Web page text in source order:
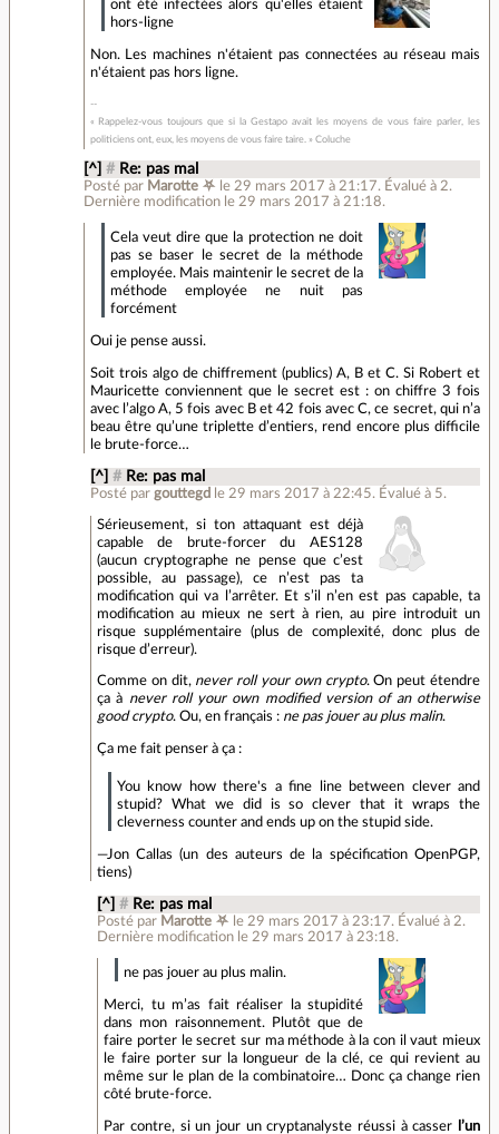
ont été infectées alors qu'elles étaient
hors-ligne
Non. Les machines n'étaient pas connectées au réseau mais
n'étaient pas hors ligne.
« Rappelez-vous toujours que si la Gestapo avait les moyens de vous faire parler, les
politiciens ont, eux, les moyens de vous faire taire. » Coluche
[^] # Re: pas mal
Posté par Marotte ⛧ le 29 mars 2017 à 21:17. Évalué à 2.
Dernière modification le 29 mars 2017 à 21:18.
Cela veut dire que la protection ne doit
pas se baser le secret de la méthode
employée. Mais maintenir le secret de la
méthode employée ne nuit pas
forcément
Oui je pense aussi.
Soit trois algo de chiffrement (publics) A, B et C. Si Robert et
Mauricette conviennent que le secret est : on chiffre 3 fois
avec l’algo A, 5 fois avec B et 42 fois avec C, ce secret, qui n’a
beau être qu’une triplette d’entiers, rend encore plus difficile
le brute-force…
[^] # Re: pas mal
Posté par gouttegd le 29 mars 2017 à 22:45. Évalué à 5.
Sérieusement, si ton attaquant est déjà
capable de brute-forcer du AES128
(aucun cryptographe ne pense que c’est
possible, au passage), ce n’est pas ta
modification qui va l’arrêter. Et s’il n’en est pas capable, ta
modification au mieux ne sert à rien, au pire introduit un
risque supplémentaire (plus de complexité, donc plus de
risque d’erreur).
Comme on dit, never roll your own crypto. On peut étendre
ça à never roll your own modified version of an otherwise
good crypto. Ou, en français : ne pas jouer au plus malin.
Ça me fait penser à ça :
You know how there's a fine line between clever and
stupid? What we did is so clever that it wraps the
cleverness counter and ends up on the stupid side.
—Jon Callas (un des auteurs de la spécification OpenPGP,
tiens)
[^] # Re: pas mal
Posté par Marotte ⛧ le 29 mars 2017 à 23:17. Évalué à 2.
Dernière modification le 29 mars 2017 à 23:18.
ne pas jouer au plus malin.
Merci, tu m’as fait réaliser la stupidité
dans mon raisonnement. Plutôt que de
faire porter le secret sur ma méthode à la con il vaut mieux
le faire porter sur la longueur de la clé, ce qui revient au
même sur le plan de la combinatoire… Donc ça change rien
côté brute-force.
Par contre, si un jour un cryptanalyste réussi à casser
l’un